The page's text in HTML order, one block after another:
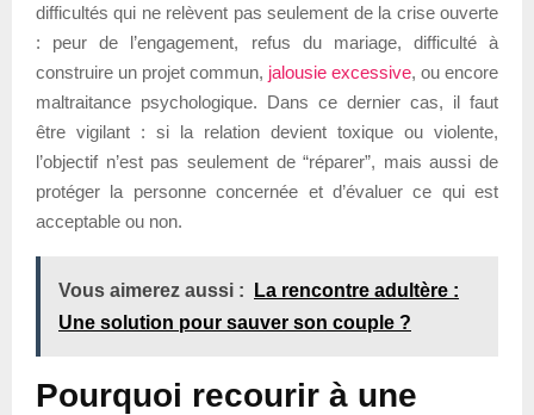
difficultés qui ne relèvent pas seulement de la crise ouverte
: peur de l’engagement, refus du mariage, difficulté à
construire un projet commun, jalousie excessive, ou encore
maltraitance psychologique. Dans ce dernier cas, il faut
être vigilant : si la relation devient toxique ou violente,
l’objectif n’est pas seulement de “réparer”, mais aussi de
protéger la personne concernée et d’évaluer ce qui est
acceptable ou non.
Vous aimerez aussi :
La rencontre adultère :
Une solution pour sauver son couple ?
Pourquoi recourir à une